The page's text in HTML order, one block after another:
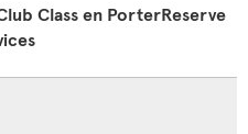
Class en PorterReserve